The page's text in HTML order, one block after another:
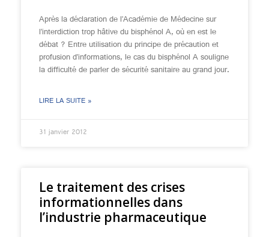
Après la déclaration de l’Académie de Médecine sur
l’interdiction trop hâtive du bisphénol A, où en est le
débat ? Entre utilisation du principe de précaution et
profusion d’informations, le cas du bisphénol A souligne
la difficulté de parler de sécurité sanitaire au grand jour.
LIRE LA SUITE »
31 janvier 2012
Le traitement des crises
informationnelles dans
l’industrie pharmaceutique